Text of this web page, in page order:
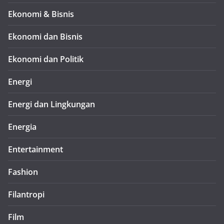
Ekonomi & Bisnis
Ekonomi dan Bisnis
Ekonomi dan Politik
Energi
Energi dan Lingkungan
Energia
Entertainment
Fashion
Filantropi
Film